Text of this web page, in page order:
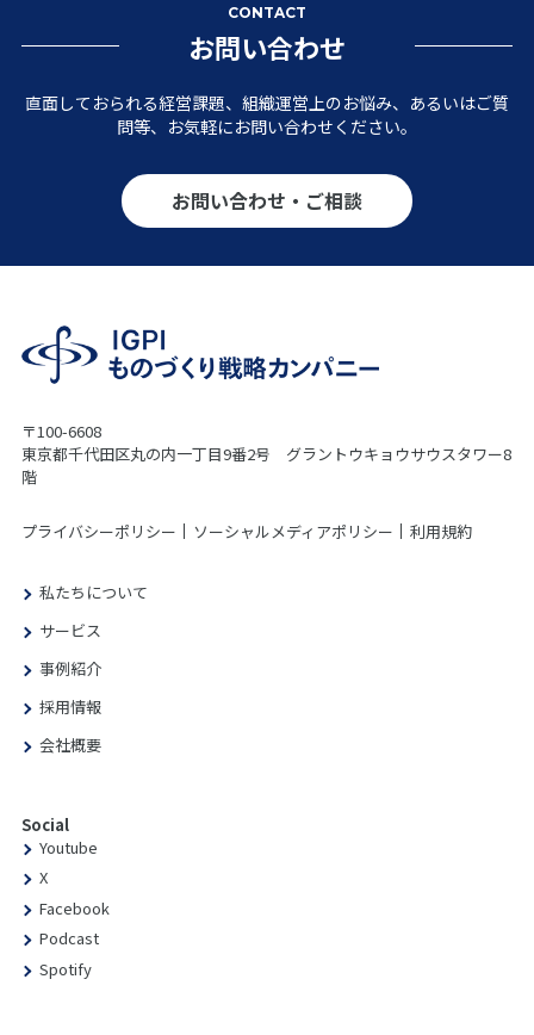
CONTACT
お問い合わせ
直面しておられる経営課題、組織運営上のお悩み、あるいはご質
問等、お気軽にお問い合わせください。
お問い合わせ・ご相談
〒100-6608
東京都千代田区丸の内一丁目9番2号 グラントウキョウサウスタワー8
階
プライバシーポリシー ソーシャルメディアポリシー 利用規約
私たちについて
サービス
事例紹介
採用情報
会社概要
Social
Youtube
X
Facebook
Podcast
Spotify